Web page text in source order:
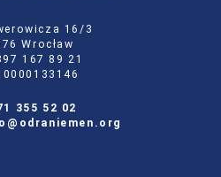
16/3
Wrocław
167 89 21
0000133146
355 52 02